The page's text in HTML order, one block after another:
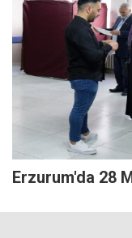
Erzurum'da 28